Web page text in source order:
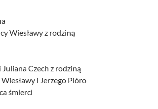
Wiesławy z rodziną
Czech z rodziną
i Jerzego Pióro
śmierci